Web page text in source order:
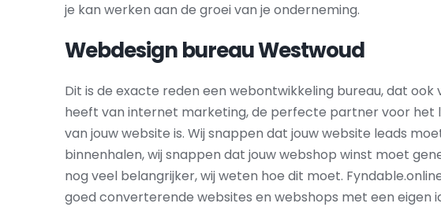
je kan werken aan de groei van je onderneming.
Webdesign bureau Westwoud
Dit is de exacte reden een webontwikkeling bureau, dat ook
heeft van internet marketing, de perfecte partner voor het
van jouw website is. Wij snappen dat jouw website leads
binnenhalen, wij snappen dat jouw webshop winst moet
nog veel belangrijker, wij weten hoe dit moet.
goed converterende websites en webshops met een eigen